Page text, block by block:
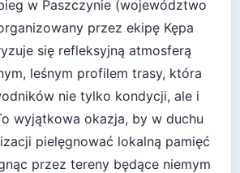
w Paszczynie (województwo
przez ekipę Kępa
się refleksyjną atmosferą
leśnym profilem trasy, która
nie tylko kondycji, ale i
wyjątkowa okazja, by w duchu
pielęgnować lokalną pamięć
przez tereny będące niemym